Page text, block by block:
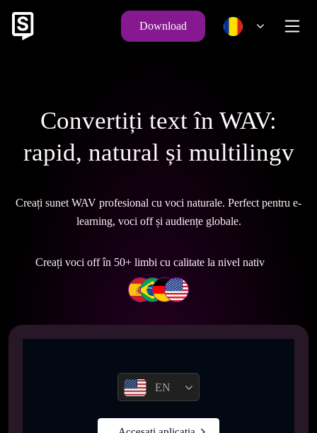
Download
Convertiți text în WAV:
rapid, natural și multilingv
Creați sunet WAV profesional cu voci naturale. Perfect pentru e-
learning, voci off și audiențe globale.
Creați voci off în 50+ limbi cu calitate la nivel nativ
EN